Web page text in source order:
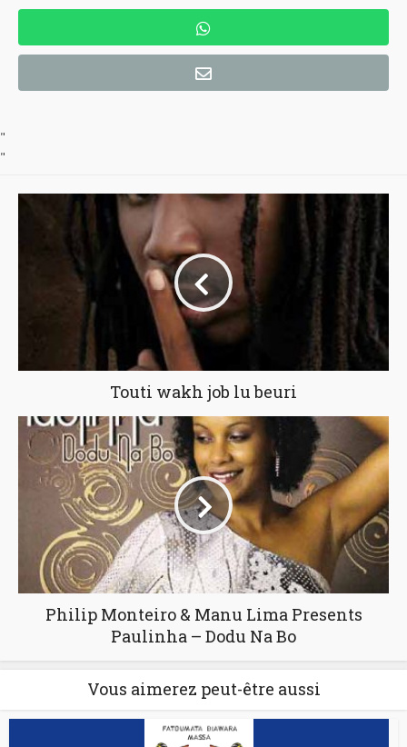
"
"
Touti wakh job lu beuri
Philip Monteiro & Manu Lima Presents
Paulinha – Dodu Na Bo
Vous aimerez peut-être aussi